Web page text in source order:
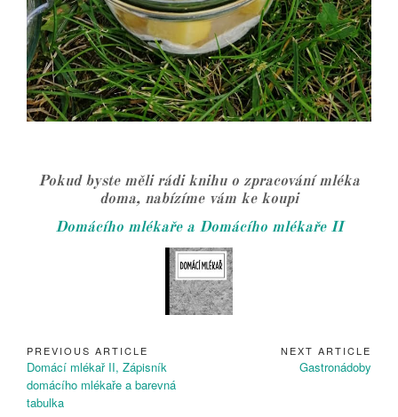
Pokud byste měli rádi knihu o zpracování mléka
doma, nabízíme vám ke koupi
Domácího mlékaře a Domácího mlékaře II
Navigace
pro
příspěvek
PREVIOUS ARTICLE
Previous
Article:
Domácí mlékař II, Zápisník
domácího mlékaře a barevná
tabulka
NEXT ARTICLE
Next
Gastronádoby